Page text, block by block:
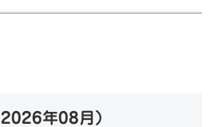
2026年08月 ）